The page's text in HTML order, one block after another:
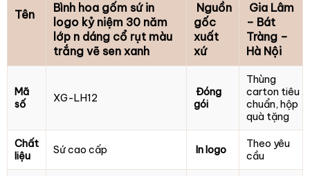
Tên
Bình hoa gốm sứ in
logo kỷ niệm 30 năm
lớp n dáng cổ rụt màu
trắng vẽ sen xanh
Nguồn
gốc
xuất
xứ
Gia Lâm
– Bát
Tràng –
Hà Nội
Mã
số
XG-LH12
Đóng
gói
Thùng
carton tiêu
chuẩn, hộp
quà tặng
Chất
liệu
Sứ cao cấp In logo
Theo yêu
cầu